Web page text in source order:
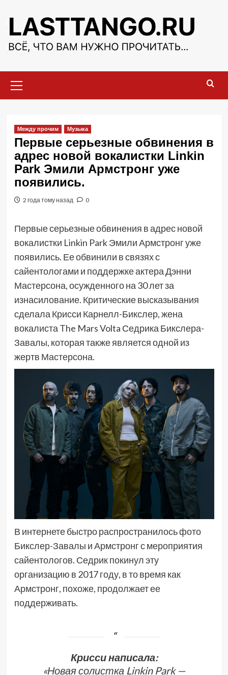
содержимому
меню
Между прочим Музыка
Первые серьезные обвинения в
адрес новой вокалистки Linkin
Park Эмили Армстронг уже
появились.
2 года тому назад 0
Первые серьезные обвинения в адрес новой
вокалистки Linkin Park Эмили Армстронг уже
появились. Ее обвинили в связях с
сайентологами и поддержке актера Дэнни
Мастерсона, осужденного на 30 лет за
изнасилование. Критические высказывания
сделала Крисси Карнелл-Бикслер, жена
вокалиста The Mars Volta Седрика Бикслера-
Завалы, которая также является одной из
жертв Мастерсона.
В интернете быстро распространилось фото
Бикслер-Завалы и Армстронг с мероприятия
сайентологов. Седрик покинул эту
организацию в 2017 году, в то время как
Армстронг, похоже, продолжает ее
поддерживать.
Крисси написала:
«Новая солистка Linkin Park —